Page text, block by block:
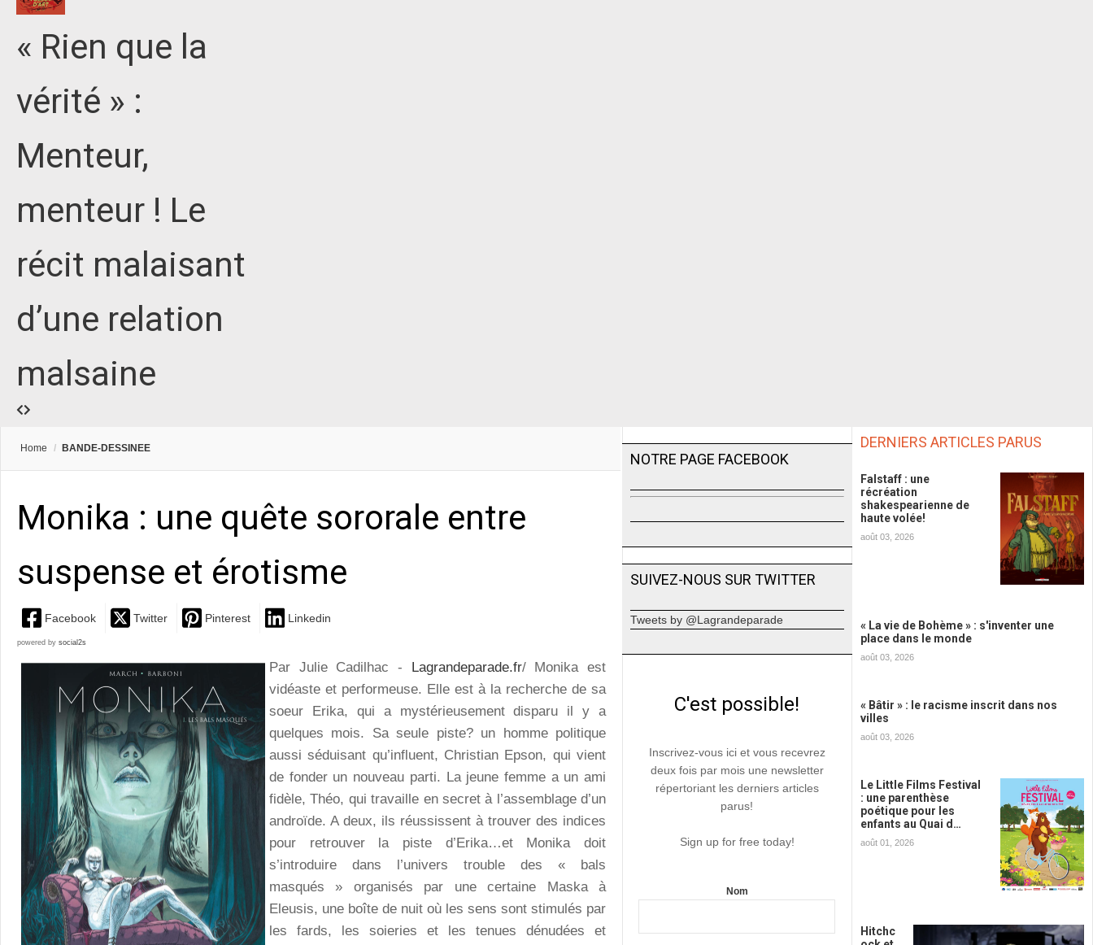
« Rien que la
vérité » :
Menteur,
menteur ! Le
récit malaisant
d’une relation
malsaine
Home / BANDE-DESSINEE
Monika : une quête sororale entre
suspense et érotisme
Facebook Twitter Pinterest Linkedin
powered by social2s
Par Julie Cadilhac - Lagrandeparade.fr/ Monika est
vidéaste et performeuse. Elle est à la recherche de sa
soeur Erika, qui a mystérieusement disparu il y a
quelques mois. Sa seule piste? un homme politique
aussi séduisant qu’influent, Christian Epson, qui vient
de fonder un nouveau parti. La jeune femme a un ami
fidèle, Théo, qui travaille en secret à l’assemblage d’un
androïde. A deux, ils réussissent à trouver des indices
pour retrouver la piste d’Erika…et Monika doit
s’introduire dans l’univers trouble des « bals
masqués » organisés par une certaine Maska à
Eleusis, une boîte de nuit où les sens sont stimulés par
les fards, les soieries et les tenues dénudées et
NOTRE PAGE FACEBOOK
SUIVEZ-NOUS SUR TWITTER
Tweets by @Lagrandeparade
C'est possible!
Inscrivez-vous ici et vous recevrez
deux fois par mois une newsletter
répertoriant les derniers articles
parus!
Sign up for free today!
Nom
DERNIERS ARTICLES PARUS
Falstaff : une
récréation
shakespearienne de
haute volée!
août 03, 2026
« La vie de Bohème » : s'inventer une
place dans le monde
août 03, 2026
« Bâtir » : le racisme inscrit dans nos
villes
août 03, 2026
Le Little Films Festival
: une parenthèse
poétique pour les
enfants au Quai d…
août 01, 2026
Hitchc